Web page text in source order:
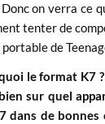
on verra ce
tenter de
de
le format K7
sur quel
dans de bonnes